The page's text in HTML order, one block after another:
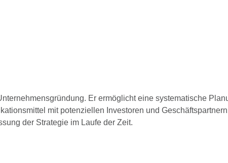
Er ermöglicht eine systematische
mit potenziellen Investoren und
der Strategie im Laufe der Zeit.